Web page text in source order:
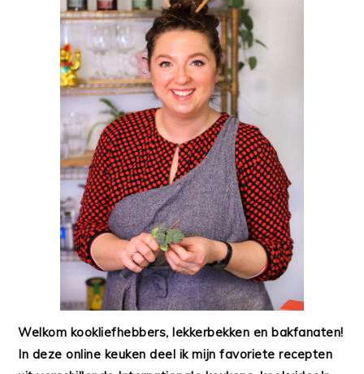
Welkom kookliefhebbers, lekkerbekken en bakfanaten!
In deze online keuken deel ik mijn favoriete recepten